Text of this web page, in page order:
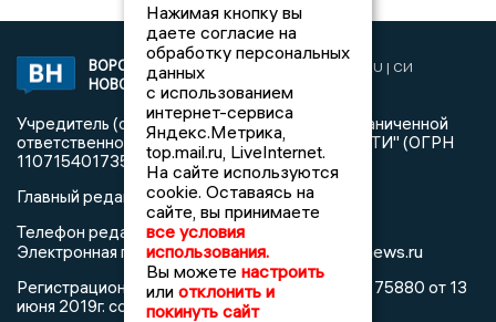
ВОРОНЕЖСКИЕ
НОВОСТИ
2019 © VORONEZHNEWS.RU | СИ
Учредитель (соучредители): Общество с ограниченной
ответственностью "РЕГИОНАЛЬНЫЕ НОВОСТИ" (ОГРН
1107154017354)
Главный редактор: Пирогов А.А.
Телефон редакции: +7 (473) 262 77 92
Электронная почта редакции:info@voronezhnews.ru
Регистрационный номер: серия Эл № ФС 77 - 75880 от 13
июня 2019г. согласно выписке из реестра
Нажимая кнопку вы
даете согласие на
обработку персональных
данных
с использованием
интернет-сервиса
Яндекс.Метрика,
top.mail.ru, LiveInternet.
На сайте используются
cookie. Оставаясь на
сайте, вы принимаете
все условия
использования.
Вы можете настроить
или отклонить и
покинуть сайт